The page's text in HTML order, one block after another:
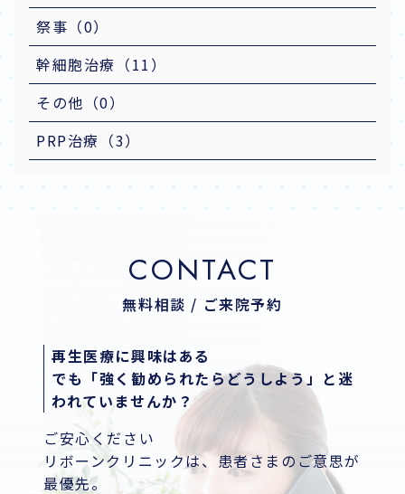
祭事（0）
幹細胞治療（11）
その他（0）
PRP治療（3）
CONTACT
無料相談 / ご来院予約
再生医療に興味はある
でも「強く勧められたらどうしよう」と迷
われていませんか？
ご安心ください
リボーンクリニックは、患者さまのご意思が
最優先。